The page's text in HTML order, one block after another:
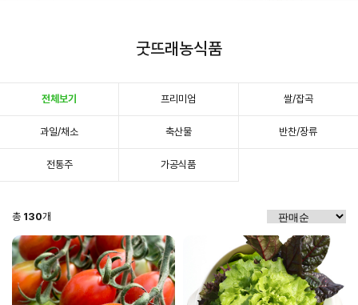
굿뜨래농식품
전체보기 프리미엄 쌀/잡곡
과일/채소 축산물 반찬/장류
전통주 가공식품
총 130개